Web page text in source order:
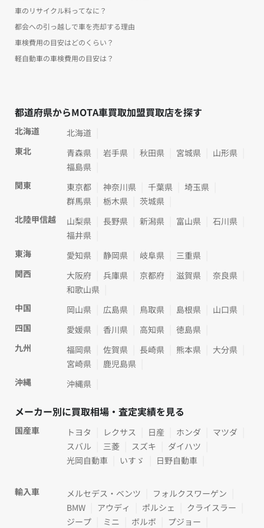
車のリサイクル料ってなに？
都会への引っ越しで車を売却する理由
車検費用の目安はどのくらい？
軽自動車の車検費用の目安は？
都道府県からMOTA車買取加盟買取店を探す
北海道
北海道
東北
青森県 岩手県 秋田県 宮城県
山形県
福島県
関東
東京都 神奈川県 千葉県
埼玉県
群馬県
栃木県
茨城県
北陸甲信越
山梨県 長野県 新潟県 富山県
石川県
福井県
東海
愛知県 静岡県 岐阜県
三重県
関西
大阪府 兵庫県 京都府 滋賀県
奈良県
和歌山県
中国
岡山県 広島県 鳥取県 島根県
山口県
四国
愛媛県 香川県 高知県
徳島県
九州
福岡県 佐賀県 長崎県 熊本県
大分県
宮崎県
鹿児島県
沖縄
沖縄県
メーカー別に買取相場・査定実績を見る
国産車 トヨタ レクサス 日産 ホンダ
マツダ
スバル
三菱 スズキ
ダイハツ
光岡自動車
いすゞ 日野自動車
輸入車 メルセデス・ベンツ
フォルクスワーゲン
BMW
アウディ ポルシェ
クライスラー
ジープ
ミニ ボルボ
プジョー